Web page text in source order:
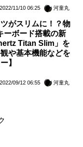
2022/11/10 06:25 河童丸
がスリムに！？物
ーボード搭載の新
Titan Slim」を
や基本機能などを
】
2022/09/12 06:55 河童丸